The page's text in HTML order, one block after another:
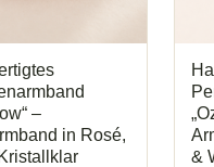
–
in Rosé,
&